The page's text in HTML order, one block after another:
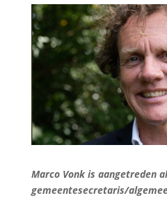
Marco Vonk is aangetreden
gemeentesecretaris/